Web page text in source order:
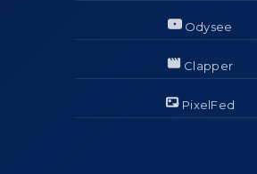
Odysee
Clapper
PixelFed